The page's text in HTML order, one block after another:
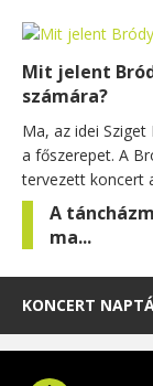
Mit jelent
számára?
Ma, az idei
a főszerepet. A
tervezett koncert
A
ma...
KONCERT